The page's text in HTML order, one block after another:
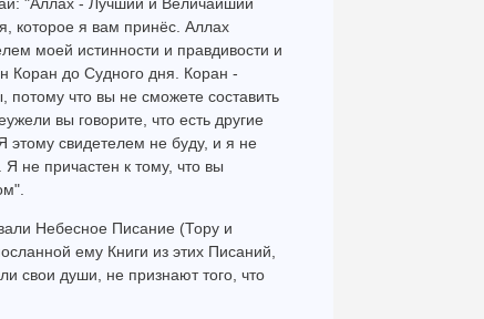
"Аллах - Лучший и Величайший
которое я вам принёс. Аллах
моей истинности и правдивости и
Коран до Судного дня. Коран -
потому что вы не сможете составить
вы говорите, что есть другие
свидетелем не буду, и я не
не причастен к тому, что вы
Небесное Писание (Тору и
ему Книги из этих Писаний,
свои души, не признают того, что